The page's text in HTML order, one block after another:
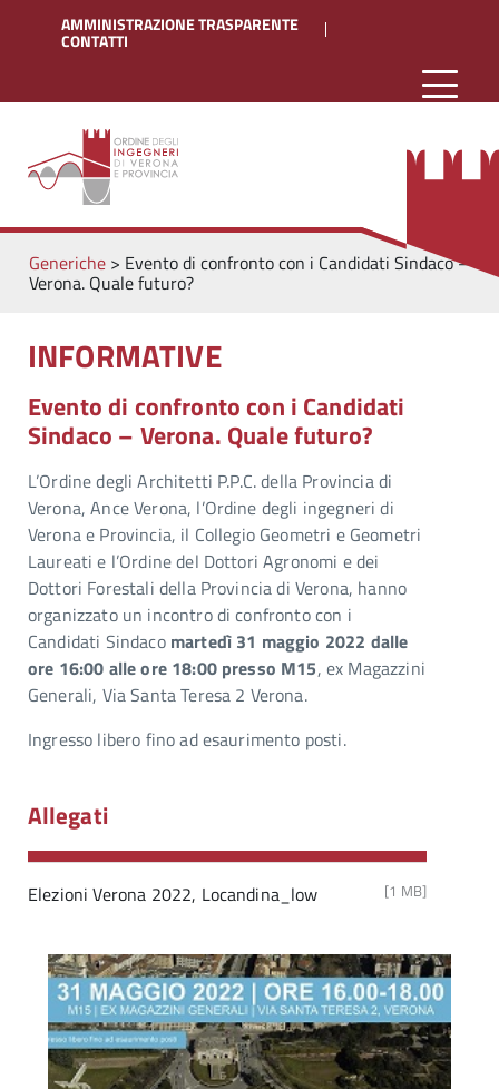
AMMINISTRAZIONE TRASPARENTE
CONTATTI
Generiche> Evento di confronto con i Candidati Sindaco –
Verona. Quale futuro?
INFORMATIVE
Evento di confronto con i Candidati
Sindaco – Verona. Quale futuro?
L’Ordine degli Architetti P.P.C. della Provincia di
Verona, Ance Verona, l’Ordine degli ingegneri di
Verona e Provincia, il Collegio Geometri e Geometri
Laureati e l’Ordine del Dottori Agronomi e dei
Dottori Forestali della Provincia di Verona, hanno
organizzato un incontro di confronto con i
Candidati Sindaco martedì 31 maggio 2022 dalle
ore 16:00 alle ore 18:00 presso M15, ex Magazzini
Generali, Via Santa Teresa 2 Verona.
Ingresso libero fino ad esaurimento posti.
Allegati
Elezioni Verona 2022, Locandina_low [1 MB]